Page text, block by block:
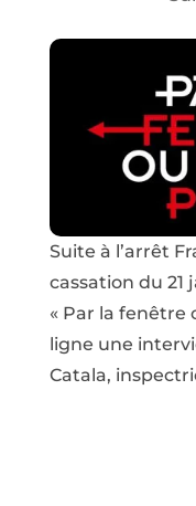
Suite à l’arrêt
cassation du 21
« Par la fenêtre
ligne une
Catala,